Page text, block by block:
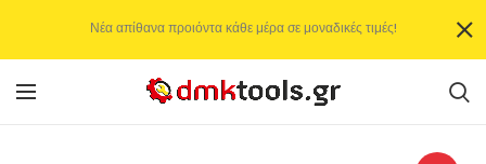
Νέα απίθανα προιόντα κάθε μέρα σε μοναδικές τιμές!